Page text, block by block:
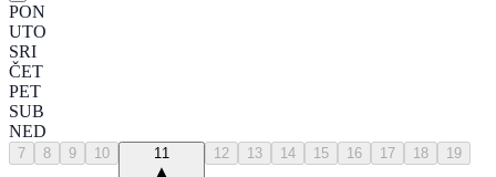
PON
UTO
SRI
ČET
PET
SUB
NED
7 8 9 10 11 12 13 14 15 16 17 18 19